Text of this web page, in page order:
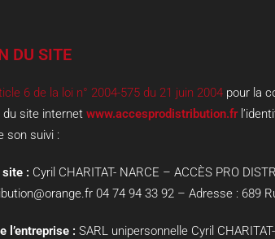
DU SITE
6 de la loi n° 2004-575 du 21 juin 2004pour la
site internet www.accesprodistribution.fr
son suivi :
site : Cyril CHARITAT- NARCE – ACCÈS PRO
04 74 94 33 92 – Adresse : 689
l’entreprise : SARL unipersonnelle Cyril